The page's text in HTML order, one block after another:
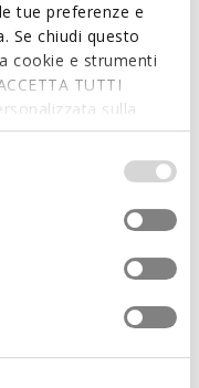
tue preferenze e
Se chiudi questo
cookie e strumenti
TUTTI
sulla
quali cookies ed
Per maggiori
momento le